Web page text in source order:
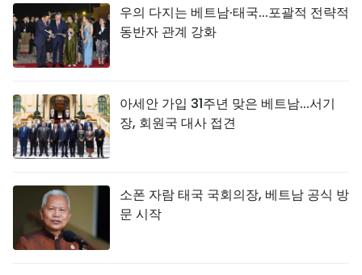
우의 다지는 베트남·태국...포괄적 전략적
동반자 관계 강화
아세안 가입 31주년 맞은 베트남...서기
장, 회원국 대사 접견
소폰 자람 태국 국회의장, 베트남 공식 방
문 시작